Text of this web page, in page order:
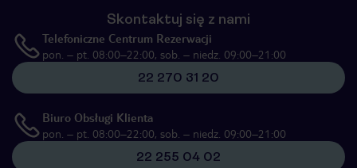
Skontaktuj się z nami
Telefoniczne Centrum Rezerwacji
pon. – pt. 08:00–22:00, sob. – niedz. 09:00–21:00
22 270 31 20
Biuro Obsługi Klienta
pon. – pt. 08:00–22:00, sob. – niedz. 09:00–21:00
22 255 04 02